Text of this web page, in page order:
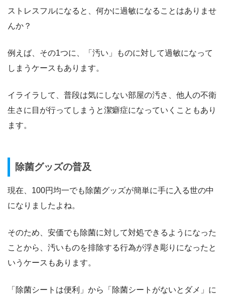
ストレスフルになると、何かに過敏になることはありませ
んか？
例えば、その1つに、「汚い」ものに対して過敏になって
しまうケースもあります。
イライラして、普段は気にしない部屋の汚さ、他人の不衛
生さに目が行ってしまうと潔癖症になっていくこともあり
ます。
除菌グッズの普及
現在、100円均一でも除菌グッズが簡単に手に入る世の中
になりましたよね。
そのため、安価でも除菌に対して対処できるようになった
ことから、汚いものを排除する行為が浮き彫りになったと
いうケースもあります。
「除菌シートは便利」から「除菌シートがないとダメ」に